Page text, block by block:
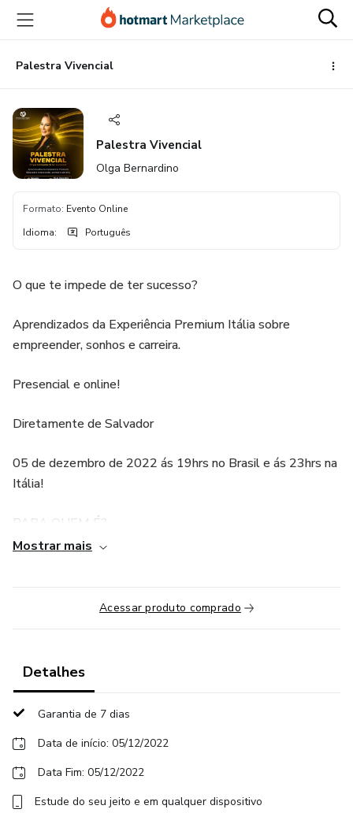
para
conteúdo
principal
para
pagamento
para
rodapé
Palestra Vivencial
Palestra Vivencial
Olga Bernardino
Formato: Evento Online
Idioma: Português
O que te impede de ter sucesso?
Aprendizados da Experiência Premium Itália sobre
empreender, sonhos e carreira.
Presencial e online!
Diretamente de Salvador
05 de dezembro de 2022 ás 19hrs no Brasil e ás 23hrs na
Itália!
PARA QUEM É?
dos bloqueios que te impedem de ter sucesso
De preferência use computador ou notebook.
Se for usar o celular, ele precisa estar em um suporte.
Mostrar mais
Acessar produto comprado
Detalhes
Garantia de 7 dias
Data de início: 05/12/2022
Data Fim: 05/12/2022
Estude do seu jeito e em qualquer dispositivo